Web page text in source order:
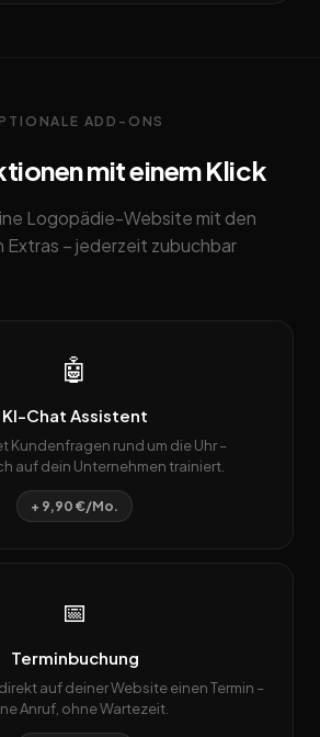
ADD-ONS
mit einem Klick
Logopädie-Website mit den
Extras – jederzeit zubuchbar
🤖
KI-Chat Assistent
Kundenfragen rund um die Uhr –
auf dein Unternehmen trainiert.
+ 9,90 €/Mo.
📅
Terminbuchung
auf deiner Website einen Termin –
Anruf, ohne Wartezeit.